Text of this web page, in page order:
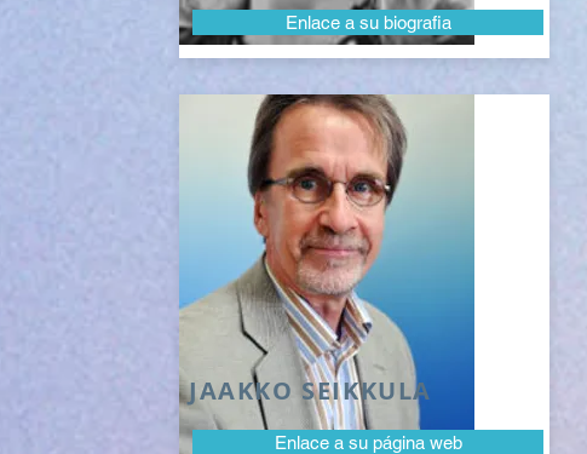
Enlace a su biografia
JAAKKO SEIKKULA
Enlace a su página web